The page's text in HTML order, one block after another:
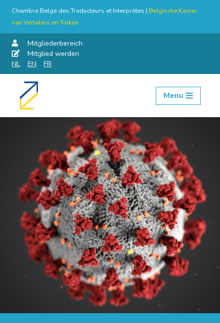
Chambre Belge des Traducteurs et Interprètes | Belgische Kamer
van Vertalers en Tolken
Mitgliederbereich
Mitglied werden
NL
EN FR
Skip
Menu